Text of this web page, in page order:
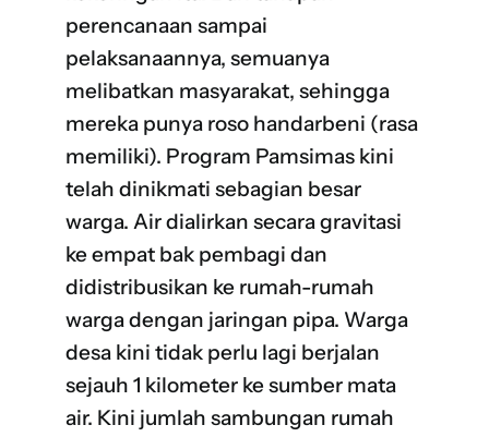
perencanaan sampai
pelaksanaannya, semuanya
melibatkan masyarakat, sehingga
mereka punya roso handarbeni (rasa
memiliki). Program Pamsimas kini
telah dinikmati sebagian besar
warga. Air dialirkan secara gravitasi
ke empat bak pembagi dan
didistribusikan ke rumah-rumah
warga dengan jaringan pipa. Warga
desa kini tidak perlu lagi berjalan
sejauh 1 kilometer ke sumber mata
air. Kini jumlah sambungan rumah